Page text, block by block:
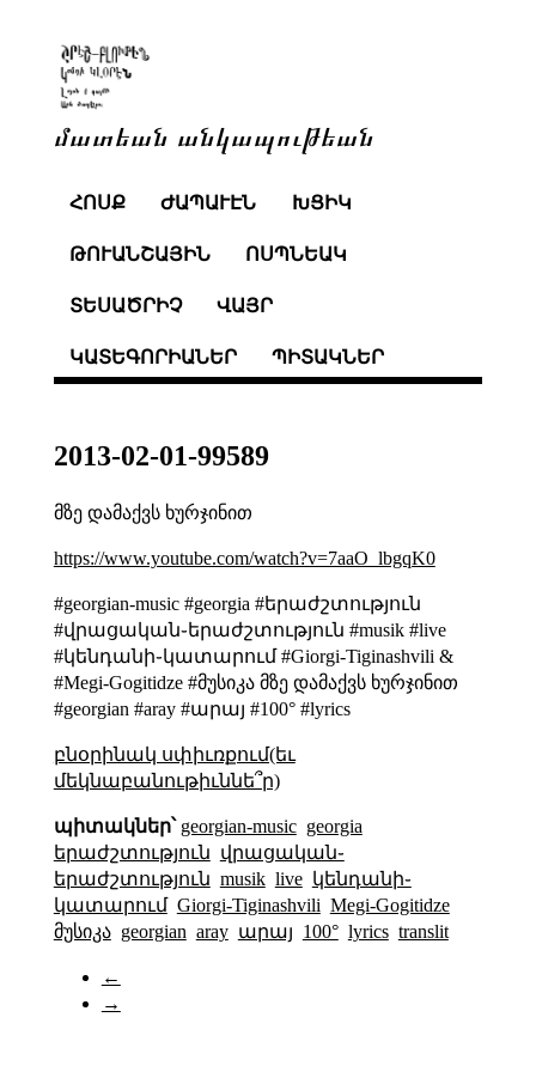
մատեան անկապութեան
ՀՈՍՔ ԺԱՊԱՒԷՆ ԽՑԻԿ
ԹՈՒԱՆՇԱՅԻՆ ՈՍՊՆԵԱԿ
ՏԵՍԱԾՐԻՉ ՎԱՅՐ
ԿԱՏԵԳՈՐԻԱՆԵՐ ՊԻՏԱԿՆԵՐ
2013-02-01-99589
მზე დამაქვს ხურჯინით
https://www.youtube.com/watch?v=7aaO_lbgqK0
#georgian-music #georgia #երաժշտություն
#վրացական֊երաժշտություն #musik #live
#կենդանի֊կատարում #Giorgi-Tiginashvili &
#Megi-Gogitidze #მუსიკა მზე დამაქვს ხურჯინით
#georgian #aray #արայ #100° #lyrics
բնօրինակ սփիւռքում(եւ
մեկնաբանութիւննե՞ր)
պիտակներ՝ georgian-music georgia
երաժշտություն վրացական֊
երաժշտություն musik live կենդանի֊
կատարում Giorgi-Tiginashvili Megi-Gogitidze
მუსიკა georgian aray արայ 100° lyrics translit
←
→